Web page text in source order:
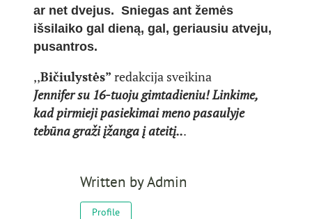
ar net dvejus. Sniegas ant žemės
išsilaiko gal dieną, gal, geriausiu atveju,
pusantros.
,,Bičiulystės” redakcija sveikina
Jennifer su 16-tuoju gimtadieniu! Linkime,
kad pirmieji pasiekimai meno pasaulyje
tebūna graži įžanga į ateitį...
Written byAdmin
Profile